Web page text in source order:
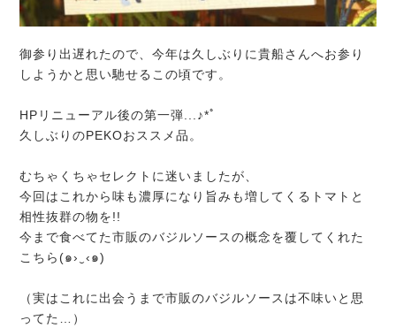
御参り出遅れたので、今年は久しぶりに貴船さんへお参り
しようかと思い馳せるこの頃です。
HPリニューアル後の第一弾...♪*ﾟ
久しぶりのPEKOおススメ品。
むちゃくちゃセレクトに迷いましたが、
今回はこれから味も濃厚になり旨みも増してくるトマトと
相性抜群の物を!!
今まで食べてた市販のバジルソースの概念を覆してくれた
こちら(๑›‿‹๑)
（実はこれに出会うまで市販のバジルソースは不味いと思
ってた…）